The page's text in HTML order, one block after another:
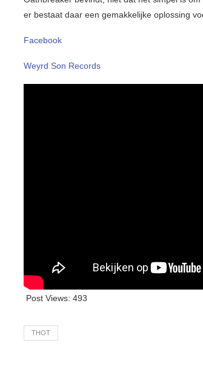
er bestaat daar een gemakkelijke oplossing
Facebook
Weyrd Son Records
Post Views: 493
THOT